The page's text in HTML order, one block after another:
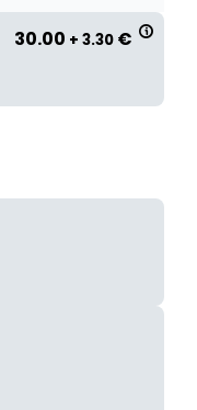
30.00 + 3.30 €